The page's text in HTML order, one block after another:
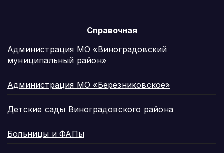
Справочная
Администрация МО «Виноградовский
муниципальный район»
Администрация МО «Березниковское»
Детские сады Виноградовского района
Больницы и ФАПы